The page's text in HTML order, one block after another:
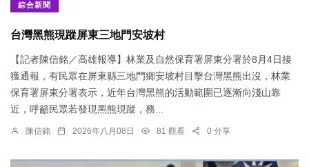
綜合新聞
台灣黑熊現蹤屏東三地門安坡村
【記者陳信銘／高雄報導】林業及自然保育署屏東分署於8月4日接
獲通報，有民眾在屏東縣三地門鄉安坡村目擊台灣黑熊出沒，林業
保育署屏東分署表示，近年台灣黑熊的活動範圍已逐漸向淺山靠
近，呼籲民眾若發現黑熊現蹤，務...
陳信銘 2026年八月08日 81 觀看 0 分享